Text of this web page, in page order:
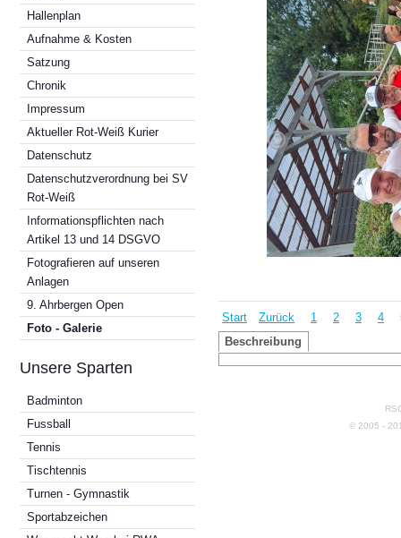
Hallenplan
Aufnahme & Kosten
Satzung
Chronik
Impressum
Aktueller Rot-Weiß Kurier
Datenschutz
Datenschutzverordnung bei SV
Rot-Weiß
Informationspflichten nach
Artikel 13 und 14 DSGVO
Fotografieren auf unseren
Anlagen
9. Ahrbergen Open
Foto - Galerie
Unsere Sparten
Badminton
Fussball
Tennis
Tischtennis
Turnen - Gymnastik
Sportabzeichen
Start Zurück 1 2 3 4
Beschreibung
© 2005 -